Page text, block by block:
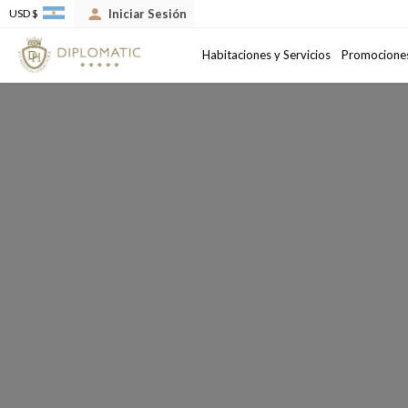
Habitaciones y Servicios
USD $ Iniciar Sesión
Llegada